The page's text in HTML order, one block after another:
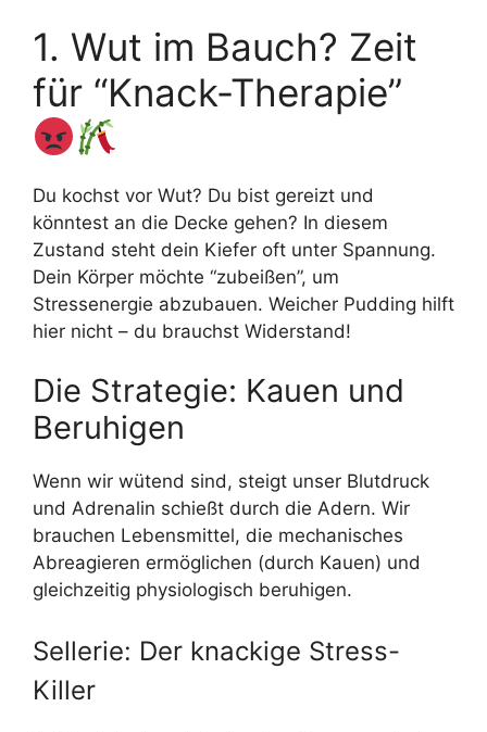
1. Wut im Bauch? Zeit
für “Knack-Therapie”
Du kochst vor Wut? Du bist gereizt und
könntest an die Decke gehen? In diesem
Zustand steht dein Kiefer oft unter Spannung.
Dein Körper möchte “zubeißen”, um
Stressenergie abzubauen. Weicher Pudding hilft
hier nicht – du brauchst Widerstand!
Die Strategie: Kauen und
Beruhigen
Wenn wir wütend sind, steigt unser Blutdruck
und Adrenalin schießt durch die Adern. Wir
brauchen Lebensmittel, die mechanisches
Abreagieren ermöglichen (durch Kauen) und
gleichzeitig physiologisch beruhigen.
Sellerie: Der knackige Stress-
Killer